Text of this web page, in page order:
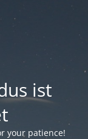
ist
your patience!